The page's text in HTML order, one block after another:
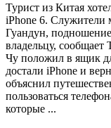
Турист из Китая
iPhone 6. Служители
Гуандун,
владельцу,
Чу положил в ящик
достали iPhone и
объяснил
пользоваться
которые ...